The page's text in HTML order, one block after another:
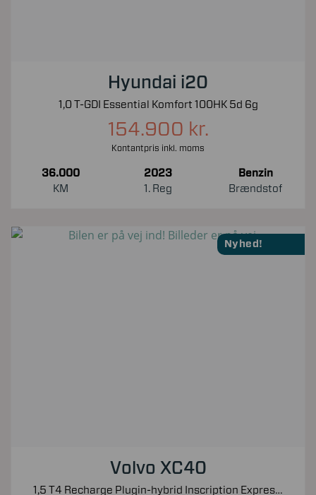
Hyundai i20
1,0 T-GDI Essential Komfort 100HK 5d 6g
154.900 kr.
Kontantpris inkl. moms
36.000
KM
2023
1. Reg
Benzin
Brændstof
Nyhed!
Volvo XC40
1,5 T4 Recharge Plugin-hybrid Inscription Expression 211HK 5d 7g Aut.